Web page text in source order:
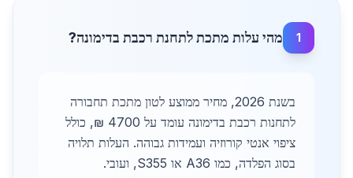
1 מהי עלות מתכת לתחנת רכבת בדימונה?
בשנת 2026, מחיר ממוצע לטון מתכת תחבורה
לתחנות רכבת בדימונה עומד על 4700 ₪, כולל
ציפוי אנטי קורוזיה ועמידות גבוהה. העלות תלויה
בסוג הפלדה, כמו A36 או S355, ועובי.